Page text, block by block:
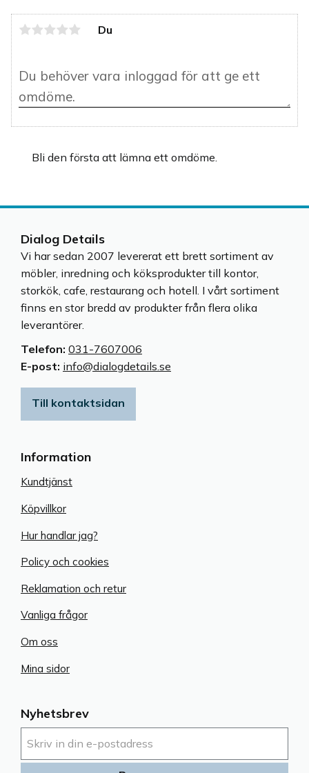
Du
Bli den första att lämna ett omdöme.
Nyhetsbrev
Information
Kundtjänst
Köpvillkor
Hur handlar jag?
Policy och cookies
Reklamation och retur
Vanliga frågor
Om oss
Mina sidor
Dialog Details
Vi har sedan 2007 levererat ett brett sortiment av
möbler, inredning och köksprodukter till kontor,
storkök, cafe, restaurang och hotell. I vårt sortiment
finns en stor bredd av produkter från flera olika
leverantörer.
Telefon: 031-7607006
E-post: info@dialogdetails.se
Till kontaktsidan